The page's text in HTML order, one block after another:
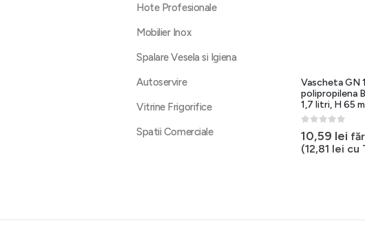
Vascheta GN
polipropilena
1,7 litri, H 65
0 out of 5
10,59 lei
(12,81 lei cu
Hote Profesionale
Mobilier Inox
Spalare Vesela si Igiena
Autoservire
Vitrine Frigorifice
Spatii Comerciale